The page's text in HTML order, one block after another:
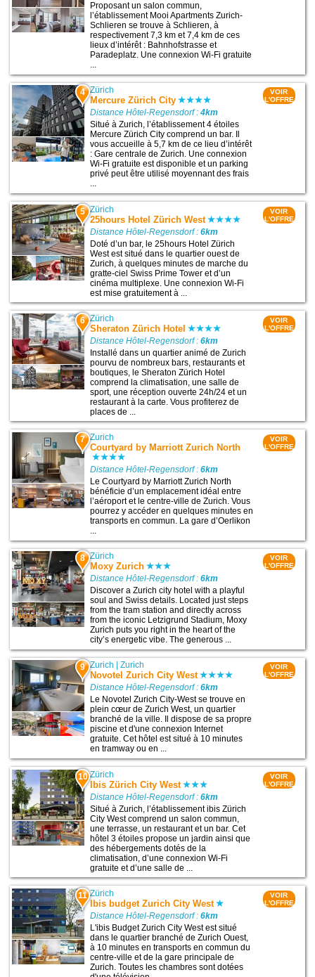
Proposant un salon commun,
l’établissement Mooi Apartments Zurich-
Schlieren se trouve à Schlieren, à
respectivement 7,3 km et 7,4 km de ces
lieux d’intérêt : Bahnhofstrasse et
Paradeplatz. Une connexion Wi-Fi gratuite
...
4 Zürich
Mercure Zürich City
Distance Hôtel-Regensdorf :4km
Situé à Zurich, l’établissement 4 étoiles
Mercure Zürich City comprend un bar. Il
vous accueille à 5,7 km de ce lieu d’intérêt
: Gare centrale de Zurich. Une connexion
Wi-Fi gratuite est disponible et un parking
privé peut être utilisé moyennant des frais
...
VOIR
L'OFFRE
5 Zürich
25hours Hotel Zürich West
Distance Hôtel-Regensdorf :6km
Doté d’un bar, le 25hours Hotel Zürich
West est situé dans le quartier ouest de
Zurich, à quelques minutes de marche du
gratte-ciel Swiss Prime Tower et d’un
cinéma multiplexe. Une connexion Wi-Fi
est mise gratuitement à ...
VOIR
L'OFFRE
6 Zürich
Sheraton Zürich Hotel
Distance Hôtel-Regensdorf :6km
Installé dans un quartier animé de Zurich
pourvu de nombreux bars, restaurants et
boutiques, le Sheraton Zürich Hotel
comprend la climatisation, une salle de
sport, une réception ouverte 24h/24 et un
restaurant à la carte. Vous profiterez de
places de ...
VOIR
L'OFFRE
7 Zurich
Courtyard by Marriott Zurich North
Distance Hôtel-Regensdorf :6km
Le Courtyard by Marriott Zurich North
bénéficie d’un emplacement idéal entre
l’aéroport et le centre-ville de Zurich. Vous
pourrez y accéder en quelques minutes en
transports en commun. La gare d’Oerlikon
...
VOIR
L'OFFRE
8 Zürich
Moxy Zurich
Distance Hôtel-Regensdorf :6km
Discover a Zurich city hotel with a playful
soul and Swiss details. Located just steps
from the tram station and directly across
from the iconic Letzigrund Stadium, Moxy
Zurich puts you right in the heart of the
city’s energetic vibe. The generous ...
VOIR
L'OFFRE
9 Zurich |Zurich
Novotel Zurich City West
Distance Hôtel-Regensdorf :6km
Le Novotel Zurich City-West se trouve en
plein cœur de Zurich West, un quartier
branché de la ville. Il dispose de sa propre
piscine et d'une connexion Internet
gratuite. Cet hôtel est situé à 10 minutes
en tramway ou en ...
VOIR
L'OFFRE
10 Zürich
Ibis Zürich City West
Distance Hôtel-Regensdorf :6km
Situé à Zurich, l’établissement ibis Zürich
City West comprend un salon commun,
une terrasse, un restaurant et un bar. Cet
hôtel 3 étoiles propose un jardin ainsi que
des hébergements dotés de la
climatisation, d’une connexion Wi-Fi
gratuite et d’une salle de ...
VOIR
L'OFFRE
11 Zürich
Ibis budget Zurich City West
Distance Hôtel-Regensdorf :6km
L'ibis Budget Zurich City West est situé
dans le quartier branché de Zurich Ouest,
à 10 minutes en transports en commun du
centre-ville et de la gare principale de
Zurich. Toutes les chambres sont dotées
VOIR
L'OFFRE